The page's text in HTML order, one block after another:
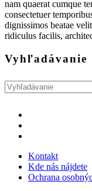
nam quaerat cumque
consectetuer
dignissimos beatae
ridiculus facilis,
Vyhľadávanie
Kontakt
Kde nás nájdete
Ochrana